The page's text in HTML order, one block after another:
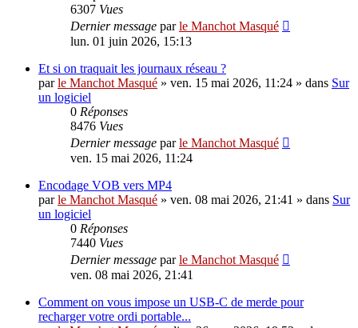
6307 Vues
Dernier message parle Manchot Masqué
lun. 01 juin 2026, 15:13
Et si on traquait les journaux réseau ?
parle Manchot Masqué » ven. 15 mai 2026, 11:24 » dans Sur
un logiciel
0 Réponses
8476 Vues
Dernier message parle Manchot Masqué
ven. 15 mai 2026, 11:24
Encodage VOB vers MP4
parle Manchot Masqué » ven. 08 mai 2026, 21:41 » dans Sur
un logiciel
0 Réponses
7440 Vues
Dernier message parle Manchot Masqué
ven. 08 mai 2026, 21:41
Comment on vous impose un USB-C de merde pour
recharger votre ordi portable...